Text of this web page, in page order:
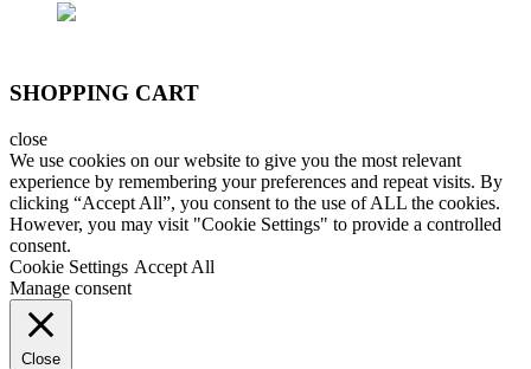
SHOPPING CART
close
We use cookies on our website to give you the most relevant
experience by remembering your preferences and repeat visits. By
clicking “Accept All”, you consent to the use of ALL the cookies.
However, you may visit "Cookie Settings" to provide a controlled
consent.
Cookie Settings Accept All
Manage consent
Close